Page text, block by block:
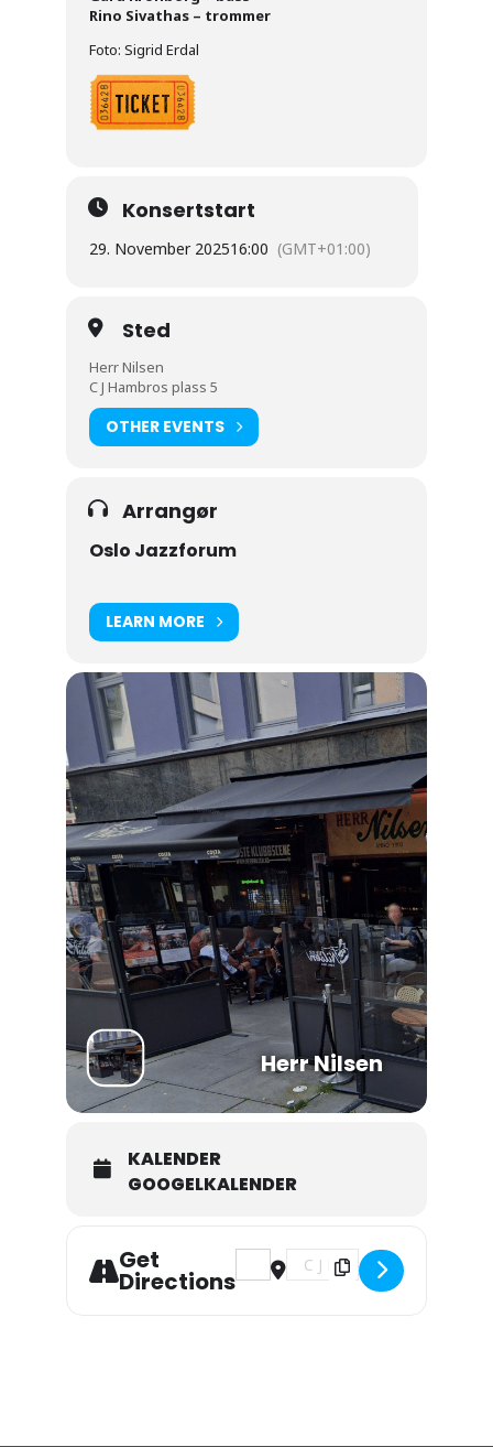
Rino Sivathas – trommer
Foto: Sigrid Erdal
Konsertstart
29. November 202516:00 (GMT+01:00)
Sted
Herr Nilsen
C J Hambros plass 5
OTHER EVENTS
Arrangør
Oslo Jazzforum
LEARN MORE
Herr Nilsen
KALENDER
GOOGELKALENDER
Get
Directions
Address - Bliss Quintet []
Destination Address - Bliss